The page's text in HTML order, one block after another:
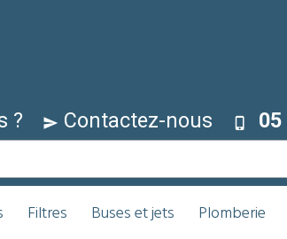
? Contactez-nous 05
Filtres Buses et jets Plomberie